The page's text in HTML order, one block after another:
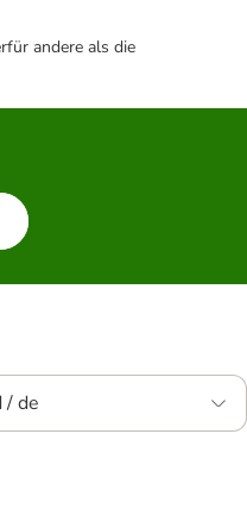
andere als die
/ de